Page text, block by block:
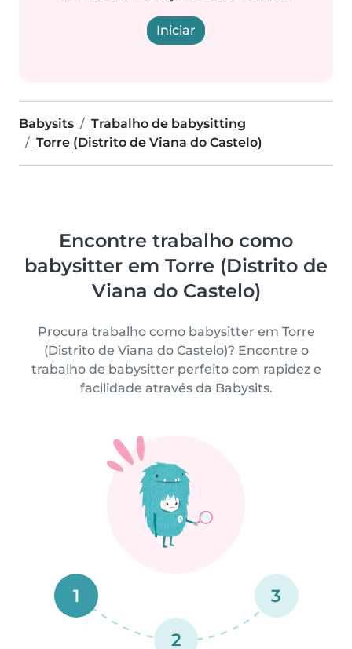
Iniciar
Babysits
Trabalho de babysitting
Torre (Distrito de Viana do Castelo)
Encontre trabalho como
babysitter em Torre (Distrito de
Viana do Castelo)
Procura trabalho como babysitter em Torre
(Distrito de Viana do Castelo)? Encontre o
trabalho de babysitter perfeito com rapidez e
facilidade através da Babysits.
1
2
3